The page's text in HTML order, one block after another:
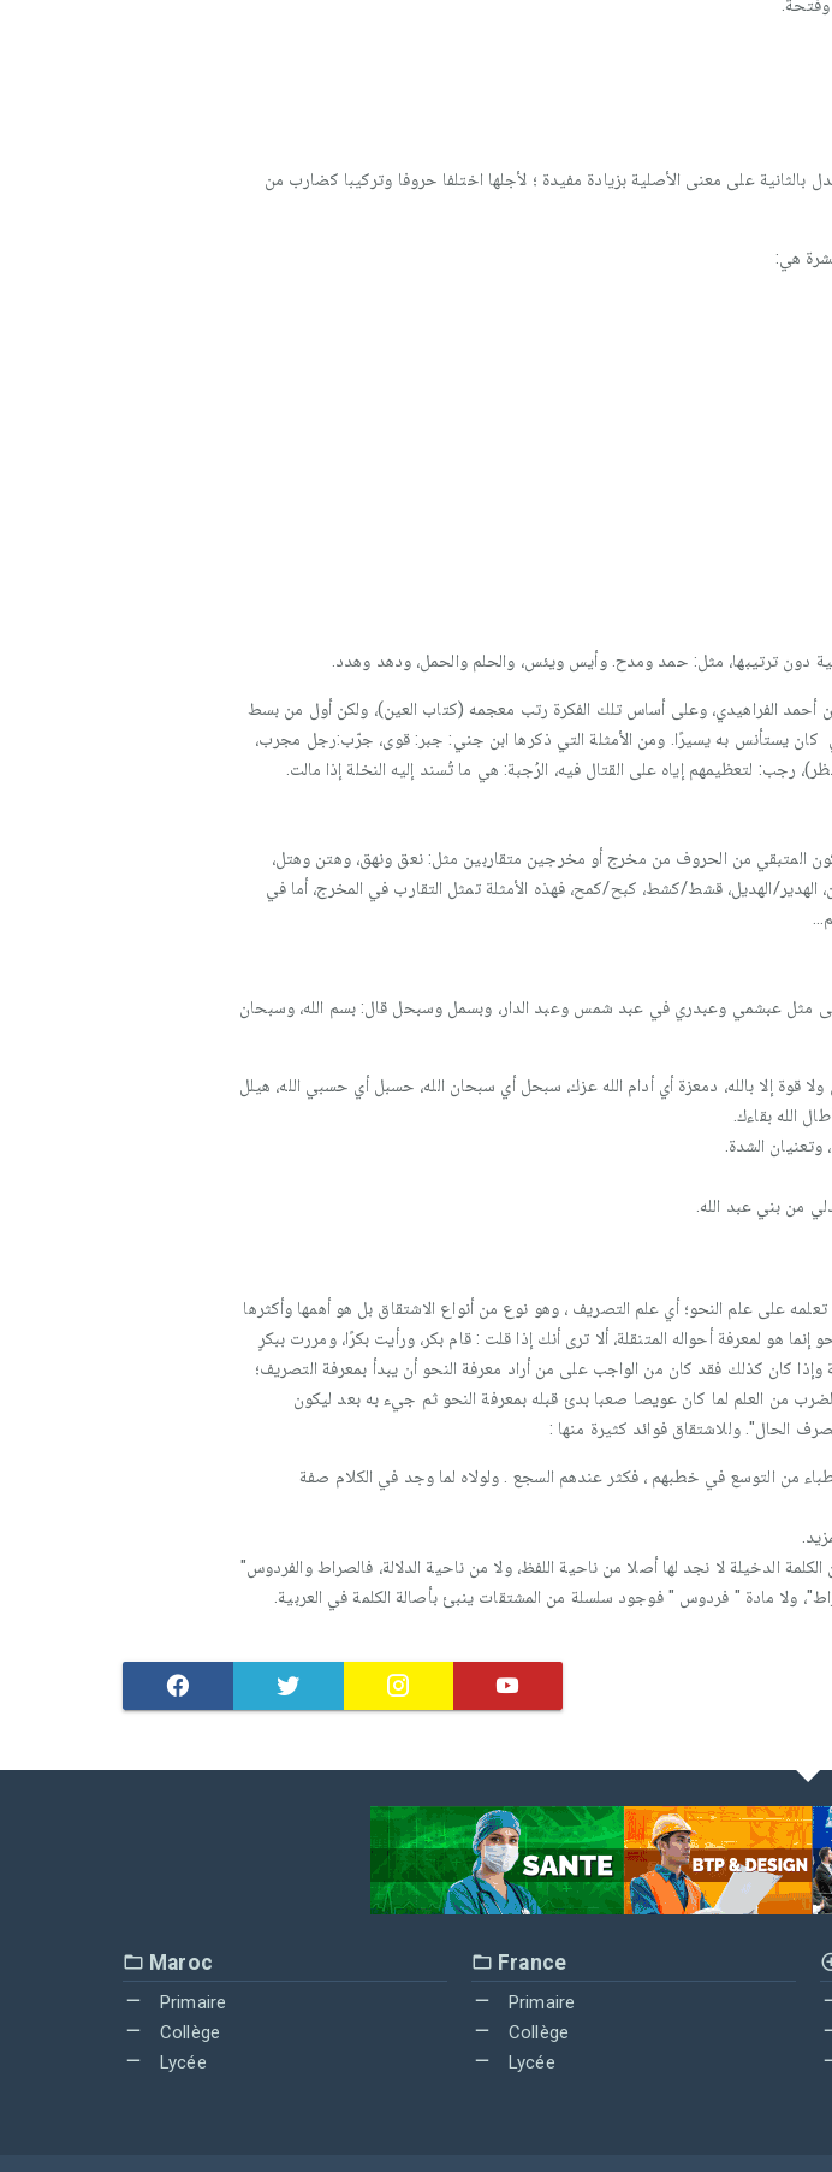
على معنى الأصلية بزيادة مفيدة ؛ لأجلها اختلفا حروفا وتركيبا كضارب من
هي:
دون ترتيبها، مثل: حمد ومدح. وأيس ويئس، والحلم والحمل، ودهد وهدد.
أحمد الفراهيدي، وعلى أساس تلك الفكرة رتب معجمه (كتاب العين)، ولكن أول من بسط
كان يستأنس به يسيرًا. ومن الأمثلة التي ذكرها ابن جني: جبر: قوى، جرّب:رجل مجرب،
رجب: لتعظيمهم إياه على القتال فيه، الرُجبة: هي ما تُسند إليه النخلة إذا مالت.
المتبقي من الحروف من مخرج أو مخرجين متقاربين مثل: نعق ونهق، وهتن وهتل،
الهدير/الهديل، قشط/كشط، كبح/كمح، فهذه الأمثلة تمثل التقارب في المخرج، أما في
مثل عبشمي وعبدري في عبد شمس وعبد الدار، وبسمل وسبحل قال: بسم الله، وسبحان
إلا بالله، دمعزة أي أدام الله عزك، سبحل أي سبحان الله، حسبل أي حسبي الله، هيلل
الله بقاءك.
الشدة.
من بني عبد الله.
على علم النحو؛ أي علم التصريف ، وهو نوع من أنواع الاشتقاق بل هو أهمها وأكثرها
هو لمعرفة أحواله المتنقلة، ألا ترى أنك إذا قلت : قام بكر، ورأيت بكرًا، ومررت ببكرٍ
كان كذلك فقد كان من الواجب على من أراد معرفة النحو أن يبدأ بمعرفة التصريف؛
من العلم لما كان عويصا صعبا بدئ قبله بمعرفة النحو ثم جيء به بعد ليكون
الحال". وللاشتقاق فوائد كثيرة منها :
من التوسع في خطبهم ، فكثر عندهم السجع . ولولاه لما وجد في الكلام صفة
الدخيلة لا نجد لها أصلا من ناحية اللفظ، ولا من ناحية الدلالة، فالصراط والفردوس"
ولا مادة " فردوس " فوجود سلسلة من المشتقات ينبئ بأصالة الكلمة في العربية.
Maroc
Primaire
Collège
Lycée
France
Primaire
Collège
Lycée